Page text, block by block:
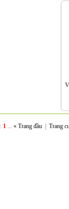
1 ... « Trang đầu Trang